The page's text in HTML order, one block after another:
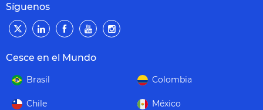
Síguenos
Cesce en el Mundo
Brasil Colombia
Chile México